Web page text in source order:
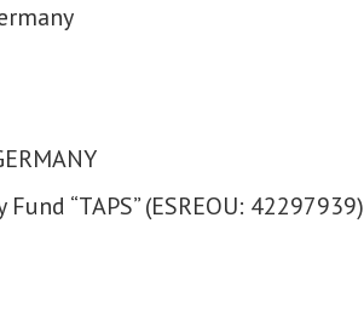
“TAPS” (ESREOU: 42297939)